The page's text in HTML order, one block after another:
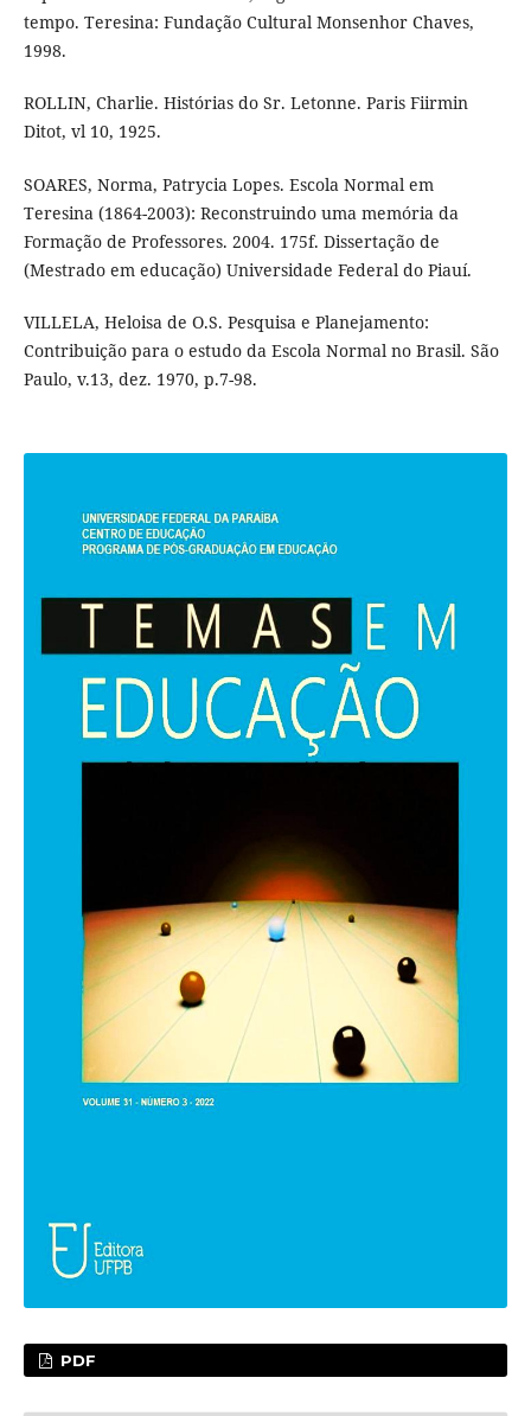
tempo. Teresina: Fundação Cultural Monsenhor Chaves,
1998.
ROLLIN, Charlie. Histórias do Sr. Letonne. Paris Fiirmin
Ditot, vl 10, 1925.
SOARES, Norma, Patrycia Lopes. Escola Normal em
Teresina (1864-2003): Reconstruindo uma memória da
Formação de Professores. 2004. 175f. Dissertação de
(Mestrado em educação) Universidade Federal do Piauí.
VILLELA, Heloisa de O.S. Pesquisa e Planejamento:
Contribuição para o estudo da Escola Normal no Brasil. São
Paulo, v.13, dez. 1970, p.7-98.
PDF